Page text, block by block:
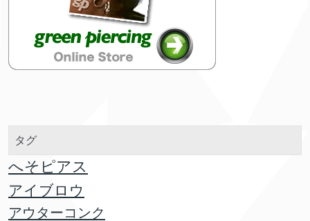
タグ
へそピアス
アイブロウ
アウターコンク